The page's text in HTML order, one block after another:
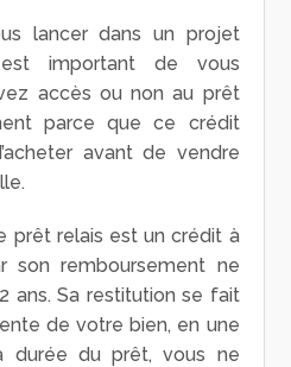
lancer dans un projet
est important de vous
accès ou non au prêt
parce que ce crédit
avant de vendre
prêt relais est un crédit à
son remboursement ne
ans. Sa restitution se fait
de votre bien, en une
durée du prêt, vous ne